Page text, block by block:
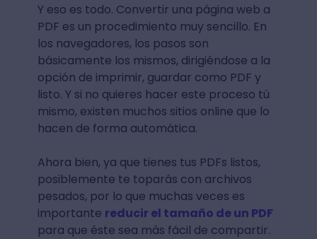
Y eso es todo. Convertir una página web a
PDF es un procedimiento muy sencillo. En
los navegadores, los pasos son
básicamente los mismos, dirigiéndose a la
opción de imprimir, guardar como PDF y
listo. Y si no quieres hacer este proceso tú
mismo, existen muchos sitios online que lo
hacen de forma automática.
Ahora bien, ya que tienes tus PDFs listos,
posiblemente te toparás con archivos
pesados, por lo que muchas veces es
importante reducir el tamaño de un PDF
para que éste sea más fácil de compartir.